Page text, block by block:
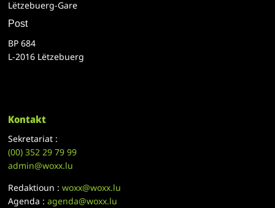
Lëtzebuerg-Gare
Post
BP 684
L-2016 Lëtzebuerg
Kontakt
Sekretariat :
(00)352 29 79 99
admin@woxx.lu
Redaktioun :woxx@woxx.lu
Agenda :agenda@woxx.lu